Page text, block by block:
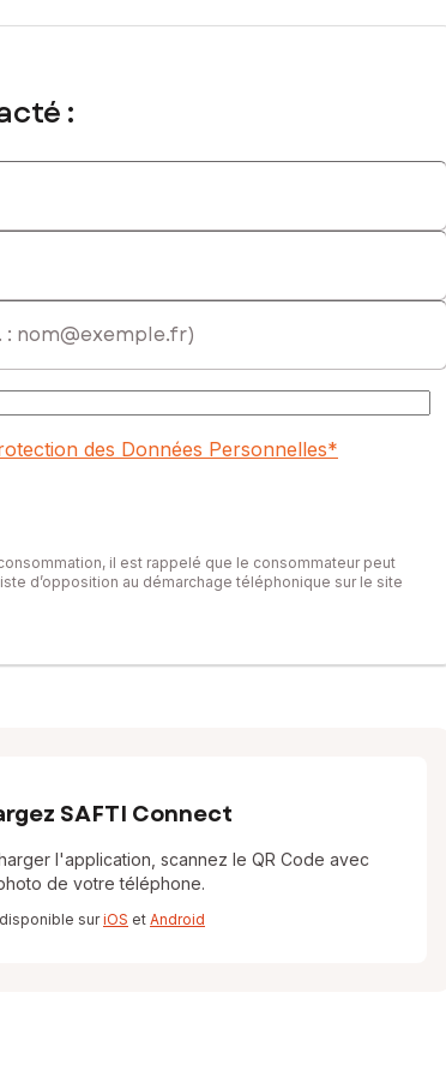
:
des Données Personnelles*
il est rappelé que le consommateur peut
d’opposition au démarchage téléphonique sur le site
SAFTI Connect
l'application, scannez le QR Code avec
de votre téléphone.
suriOS et Android